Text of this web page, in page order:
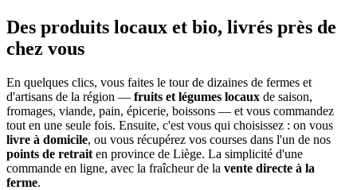
Des produits locaux et bio, livrés près de
chez vous
En quelques clics, vous faites le tour de dizaines de fermes et
d'artisans de la région — fruits et légumes locaux de saison,
fromages, viande, pain, épicerie, boissons — et vous commandez
tout en une seule fois. Ensuite, c'est vous qui choisissez : on vous
livre à domicile, ou vous récupérez vos courses dans l'un de nos
points de retrait en province de Liège. La simplicité d'une
commande en ligne, avec la fraîcheur de la vente directe à la
ferme.